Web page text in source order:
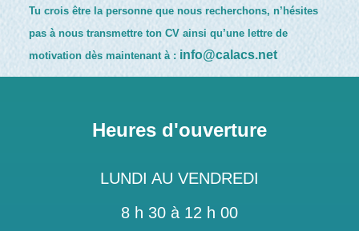
Tu crois être la personne que nous recherchons, n’hésites
pas à nous transmettre ton CV ainsi qu’une lettre de
motivation dès maintenant à : info@calacs.net
Heures d'ouverture
LUNDI AU VENDREDI
8 h 30 à 12 h 00